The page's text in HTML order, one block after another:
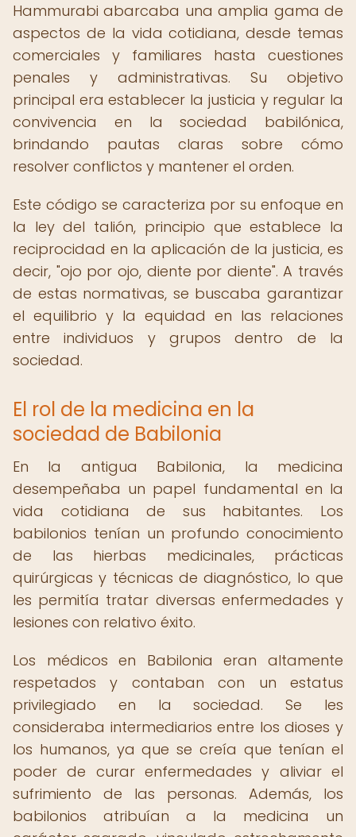
Hammurabi abarcaba una amplia gama de
aspectos de la vida cotidiana, desde temas
comerciales y familiares hasta cuestiones
penales y administrativas. Su objetivo
principal era establecer la justicia y regular la
convivencia en la sociedad babilónica,
brindando pautas claras sobre cómo
resolver conflictos y mantener el orden.
Este código se caracteriza por su enfoque en
la ley del talión, principio que establece la
reciprocidad en la aplicación de la justicia, es
decir, "ojo por ojo, diente por diente". A través
de estas normativas, se buscaba garantizar
el equilibrio y la equidad en las relaciones
entre individuos y grupos dentro de la
sociedad.
El rol de la medicina en la
sociedad de Babilonia
En la antigua Babilonia, la medicina
desempeñaba un papel fundamental en la
vida cotidiana de sus habitantes. Los
babilonios tenían un profundo conocimiento
de las hierbas medicinales, prácticas
quirúrgicas y técnicas de diagnóstico, lo que
les permitía tratar diversas enfermedades y
lesiones con relativo éxito.
Los médicos en Babilonia eran altamente
respetados y contaban con un estatus
privilegiado en la sociedad. Se les
consideraba intermediarios entre los dioses y
los humanos, ya que se creía que tenían el
poder de curar enfermedades y aliviar el
sufrimiento de las personas. Además, los
babilonios atribuían a la medicina un